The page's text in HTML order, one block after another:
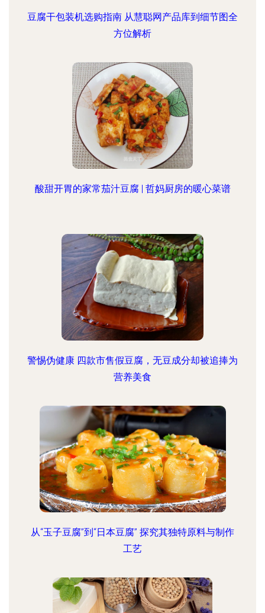
豆腐干包装机选购指南 从慧聪网产品库到细节图全
方位解析
酸甜开胃的家常茄汁豆腐 | 哲妈厨房的暖心菜谱
警惕伪健康 四款市售假豆腐，无豆成分却被追捧为
营养美食
从“玉子豆腐”到“日本豆腐” 探究其独特原料与制作
工艺